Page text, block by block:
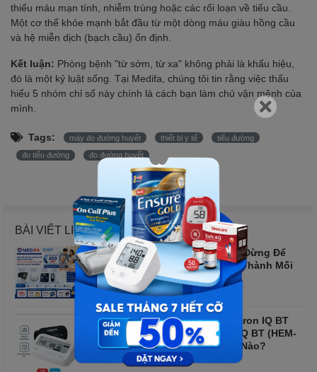
thiếu máu mạn tính, nhiễm trùng hoặc các rối loạn về tiểu cầu.
Một cơ thể khỏe mạnh bắt đầu từ một dòng máu giàu hồng cầu
và hệ miễn dịch (bạch cầu) ổn định.
Kết luận: Phòng bệnh "từ sớm, từ xa" không phải là khẩu hiệu,
đó là một kỷ luật sống. Tại Medifa, chúng tôi tin rằng việc thấu
hiểu 5 nhóm chỉ số này chính là cách bạn làm chủ vận mệnh của
mình.
Tags: máy đo đường huyết thiết bị y tế tiểu đường
đo tiểu đường đo đường huyết
BÀI VIẾT LIÊN QUAN
Bắt Mạch Sức Khỏe Gia Đình: Đừng Để
Những "Con Số Vô Hình" Trở Thành Mối
Nguy Hại
So Sánh Máy Đo Huyết Áp Omron IQ BT
Power (HEM-7194T1-FLC) Và IQ BT (HEM-
7194T1-FL): Khác Nhau Điểm Nào?